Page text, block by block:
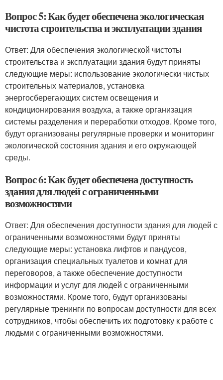
Вопрос 5: Как будет обеспечена экологическая
чистота строительства и эксплуатации здания
Ответ: Для обеспечения экологической чистоты
строительства и эксплуатации здания будут приняты
следующие меры: использование экологически чистых
строительных материалов, установка
энергосберегающих систем освещения и
кондиционирования воздуха, а также организация
системы разделения и переработки отходов. Кроме того,
будут организованы регулярные проверки и мониторинг
экологической состояния здания и его окружающей
среды.
Вопрос 6: Как будет обеспечена доступность
здания для людей с ограниченными
возможностями
Ответ: Для обеспечения доступности здания для людей с
ограниченными возможностями будут приняты
следующие меры: установка лифтов и пандусов,
организация специальных туалетов и комнат для
переговоров, а также обеспечение доступности
информации и услуг для людей с ограниченными
возможностями. Кроме того, будут организованы
регулярные тренинги по вопросам доступности для всех
сотрудников, чтобы обеспечить их подготовку к работе с
людьми с ограниченными возможностями.